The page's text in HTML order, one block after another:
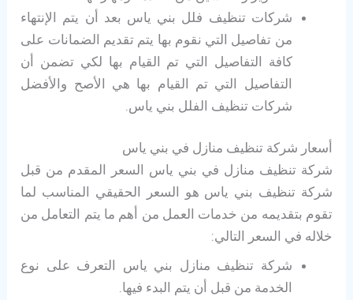
شركات تنظيف فلل بني ياس بعد أن يتم الإنتهاء
من تفاصيل التي نقوم بها يتم تقديم الضمانات على
كافة التفاصيل التي تم القيام بها لكي تضمن أن
التفاصيل التي تم القيام بها هي الأصح والأفضل
شركات تنظيف الفلل بني ياس.
أسعار شركة تنظيف منازل في بني ياس
شركة تنظيف منازل في بني ياس السعر المقدم من قبل
شركة تنظيف بني ياس هو السعر الحقيقي المناسب لما
تقوم بتقديمه من خدمات العمل من أهم ما يتم التعامل من
خلاله في السعر التالي:
شركة تنظيف منازل بني ياس التعرف على نوع
الخدمة من قبل أن يتم البدء فيها.